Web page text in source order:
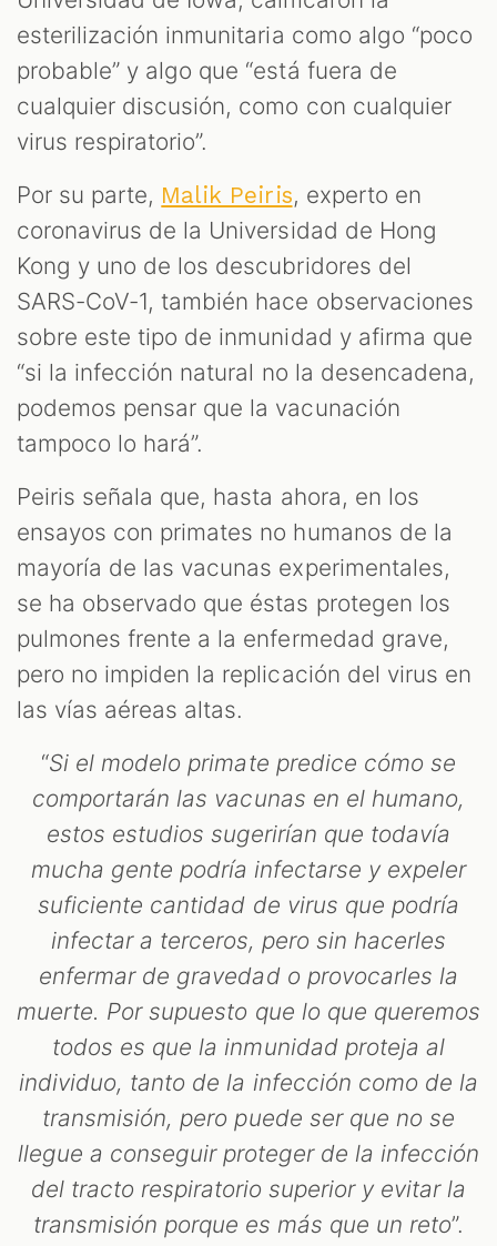
esterilización inmunitaria como algo “poco
probable” y algo que “está fuera de
cualquier discusión, como con cualquier
virus respiratorio”.
Por su parte, Malik Peiris, experto en
coronavirus de la Universidad de Hong
Kong y uno de los descubridores del
SARS-CoV-1, también hace observaciones
sobre este tipo de inmunidad y afirma que
“si la infección natural no la desencadena,
podemos pensar que la vacunación
tampoco lo hará”.
Peiris señala que, hasta ahora, en los
ensayos con primates no humanos de la
mayoría de las vacunas experimentales,
se ha observado que éstas protegen los
pulmones frente a la enfermedad grave,
pero no impiden la replicación del virus en
las vías aéreas altas.
“Si el modelo primate predice cómo se
comportarán las vacunas en el humano,
estos estudios sugerirían que todavía
mucha gente podría infectarse y expeler
suficiente cantidad de virus que podría
infectar a terceros, pero sin hacerles
enfermar de gravedad o provocarles la
muerte. Por supuesto que lo que queremos
todos es que la inmunidad proteja al
individuo, tanto de la infección como de la
transmisión, pero puede ser que no se
llegue a conseguir proteger de la infección
del tracto respiratorio superior y evitar la
transmisión porque es más que un reto”.